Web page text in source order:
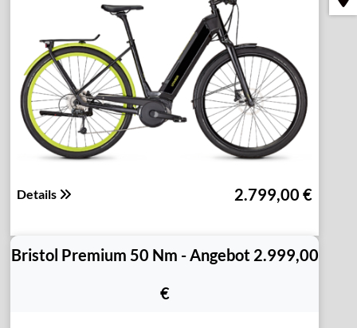
Details 2.799,00 €
Bristol Premium 50 Nm - Angebot 2.999,00
€